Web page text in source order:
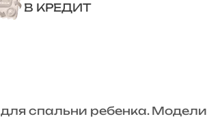
В КРЕДИТ
спальни ребенка. Модели